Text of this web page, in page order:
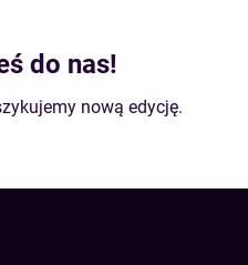
do nas!
nową edycję.